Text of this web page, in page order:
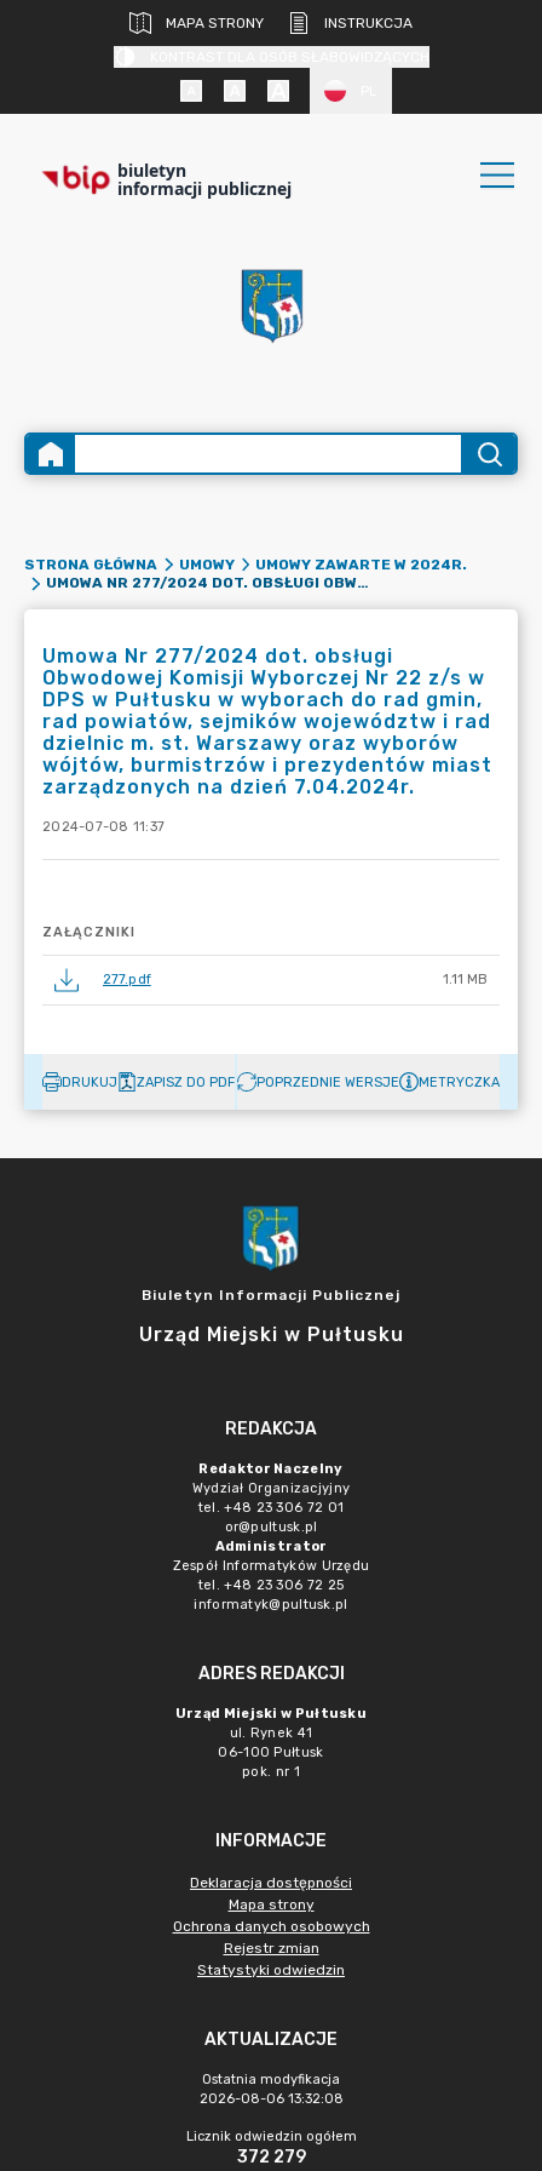
MAPA STRONY
INSTRUKCJA
biuletyn
informacji publicznej
STRONA GŁÓWNA UMOWY
UMOWY ZAWARTE W 2024R.
UMOWA NR 277/2024 DOT. OBSŁUGI OBWODOWEJ KOMISJI WYBORCZEJ NR 22 Z/S W DPS W PUŁTUSKU W WYBORACH DO RAD GMIN, RAD POWIATÓW, SEJMIKÓW WOJEWÓDZTW I RAD DZIELNIC M. ST. WARSZAWY ORAZ WYBORÓW WÓJTÓW, BURMISTRZÓW I PREZYDENTÓW MIAST ZARZĄDZONYCH NA DZIEŃ 7.04.2024R.
Umowa Nr 277/2024 dot. obsługi
Obwodowej Komisji Wyborczej Nr 22 z/s w
DPS w Pułtusku w wyborach do rad gmin,
rad powiatów, sejmików województw i rad
dzielnic m. st. Warszawy oraz wyborów
wójtów, burmistrzów i prezydentów miast
zarządzonych na dzień 7.04.2024r.
2024-07-08 11:37
ZAŁĄCZNIKI
277.pdf 1.11 MB
DRUKUJ ZAPISZ DO PDF POPRZEDNIE WERSJE METRYCZKA
Biuletyn Informacji Publicznej
Urząd Miejski w Pułtusku
REDAKCJA
Redaktor Naczelny
Wydział Organizacjyjny
tel. +48 23 306 72 01
or@pultusk.pl
Administrator
Zespół Informatyków Urzędu
tel. +48 23 306 72 25
informatyk@pultusk.pl
ADRES REDAKCJI
Urząd Miejski w Pułtusku
ul. Rynek 41
06-100 Pułtusk
pok. nr 1
INFORMACJE
Deklaracja dostępności
Mapa strony
Ochrona danych osobowych
Rejestr zmian
Statystyki odwiedzin
AKTUALIZACJE
Ostatnia modyfikacja
2026-08-06 13:32:08
Licznik odwiedzin ogółem
372 279